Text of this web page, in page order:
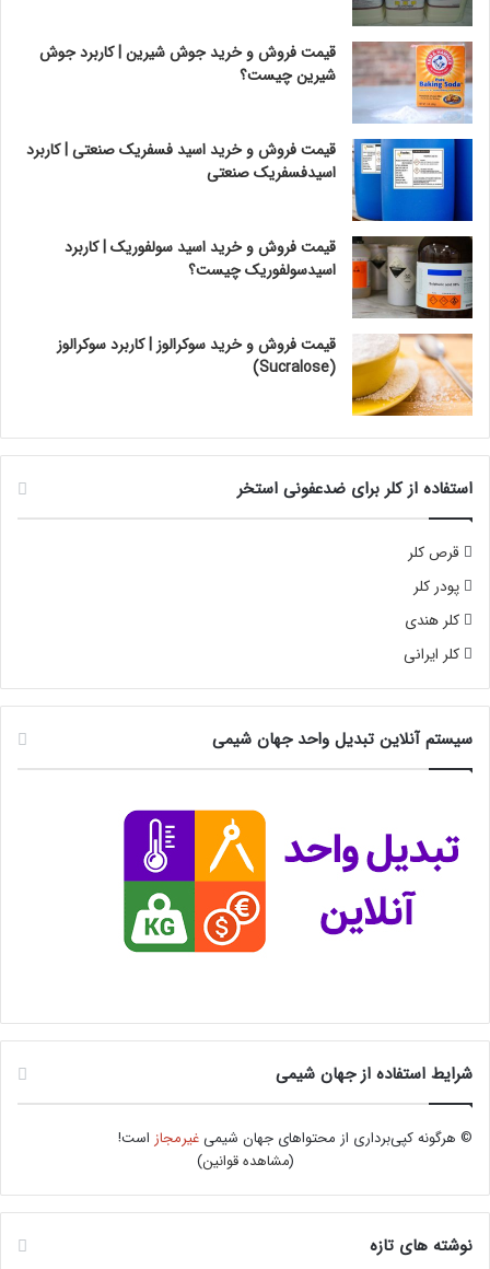
قیمت فروش و خرید جوش شیرین | کاربرد جوش
شیرین چیست؟
قیمت فروش و خرید اسید فسفریک صنعتی | کاربرد
اسیدفسفریک صنعتی
قیمت فروش و خرید اسید سولفوریک | کاربرد
اسیدسولفوریک چیست؟
قیمت فروش و خرید سوکرالوز | کاربرد سوکرالوز
(Sucralose)
استفاده از کلر برای ضدعفونی استخر
قرص کلر
پودر کلر
کلر هندی
کلر ایرانی
سیستم آنلاین تبدیل واحد جهان شیمی
شرایط استفاده از جهان شیمی
© هرگونه کپی‌برداری از محتواهای جهان شیمیغیرمجاز است!
(مشاهده قوانین)
نوشته های تازه